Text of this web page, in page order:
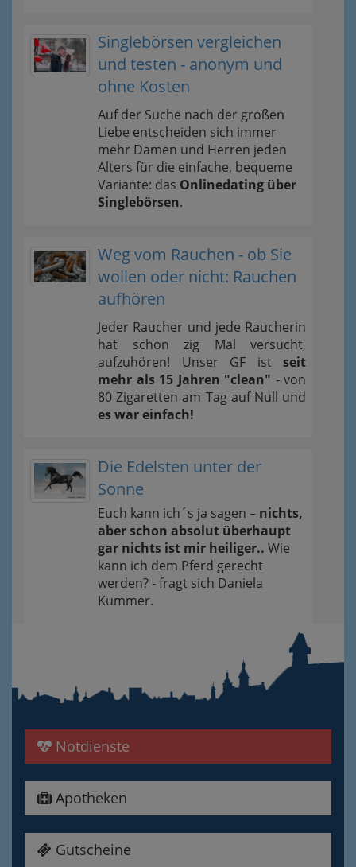
Singlebörsen vergleichen
und testen - anonym und
ohne Kosten
Auf der Suche nach der großen
Liebe entscheiden sich immer
mehr Damen und Herren jeden
Alters für die einfache, bequeme
Variante: das Onlinedating über
Singlebörsen.
Weg vom Rauchen - ob Sie
wollen oder nicht: Rauchen
aufhören
Jeder Raucher und jede Raucherin
hat schon zig Mal versucht,
aufzuhören! Unser GF ist seit
mehr als 15 Jahren "clean" - von
80 Zigaretten am Tag auf Null und
es war einfach!
Die Edelsten unter der
Sonne
Euch kann ich´s ja sagen – nichts,
aber schon absolut überhaupt
gar nichts ist mir heiliger.. Wie
kann ich dem Pferd gerecht
werden? - fragt sich Daniela
Kummer.
Notdienste
Apotheken
Gutscheine